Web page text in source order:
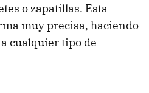
o zapatillas. Esta
muy precisa, haciendo
cualquier tipo de